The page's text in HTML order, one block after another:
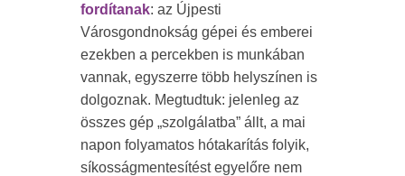
fordítanak: az Újpesti
Városgondnokság gépei és emberei
ezekben a percekben is munkában
vannak, egyszerre több helyszínen is
dolgoznak. Megtudtuk: jelenleg az
összes gép „szolgálatba” állt, a mai
napon folyamatos hótakarítás folyik,
síkosságmentesítést egyelőre nem